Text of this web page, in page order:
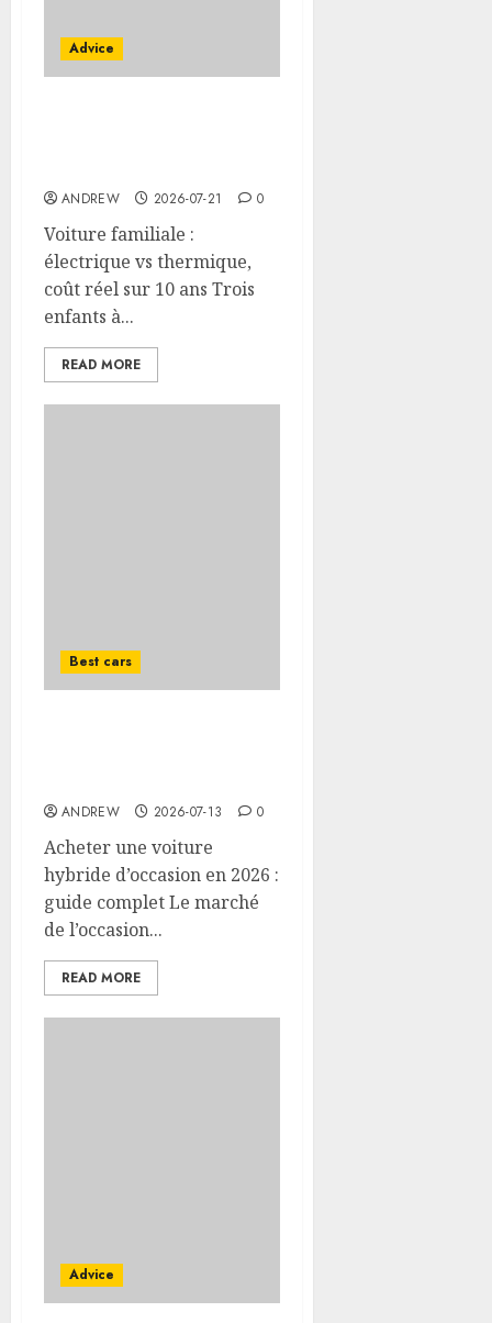
Advice
ANDREW 2026-07-21 0
Voiture familiale :
électrique vs thermique,
coût réel sur 10 ans Trois
enfants à...
READ MORE
Best cars
ANDREW 2026-07-13 0
Acheter une voiture
hybride d’occasion en 2026 :
guide complet Le marché
de l’occasion...
READ MORE
Advice